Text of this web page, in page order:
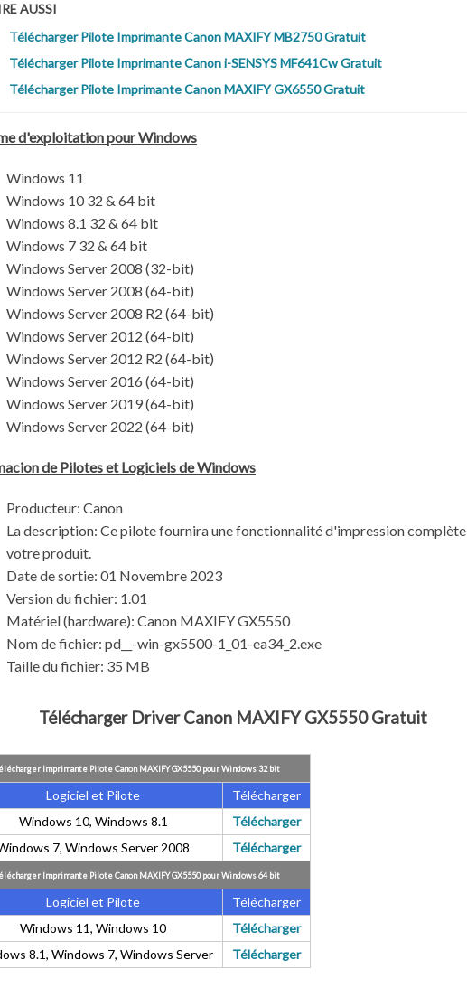
AUSSI
Télécharger Pilote Imprimante Canon MAXIFY MB2750 Gratuit
Télécharger Pilote Imprimante Canon i-SENSYS MF641Cw Gratuit
Télécharger Pilote Imprimante Canon MAXIFY GX6550 Gratuit
d'exploitation pour Windows
Windows 11
Windows 10 32 & 64 bit
Windows 8.1 32 & 64 bit
Windows 7 32 & 64 bit
Windows Server 2008 (32-bit)
Windows Server 2008 (64-bit)
Windows Server 2008 R2 (64-bit)
Windows Server 2012 (64-bit)
Windows Server 2012 R2 (64-bit)
Windows Server 2016 (64-bit)
Windows Server 2019 (64-bit)
Windows Server 2022 (64-bit)
de Pilotes et Logiciels de Windows
Producteur: Canon
La description: Ce pilote fournira une fonctionnalité d'impression
votre produit.
Date de sortie: 01 Novembre 2023
Version du fichier: 1.01
Matériel (hardware): Canon MAXIFY GX5550
Nom de fichier: pd__-win-gx5500-1_01-ea34_2.exe
Taille du fichier: 35 MB
Télécharger Driver Canon MAXIFY GX5550 Gratuit
Imprimante Pilote Canon MAXIFY GX5550 pour Windows 32 bit
Logiciel et Pilote
Télécharger
Windows 10, Windows 8.1
Télécharger
7, Windows Server 2008
Télécharger
Imprimante Pilote Canon MAXIFY GX5550 pour Windows 64 bit
Logiciel et Pilote
Télécharger
Windows 11, Windows 10
Télécharger
8.1, Windows 7, Windows Server
Télécharger